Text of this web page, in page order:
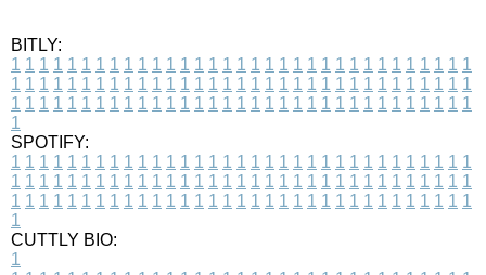
BITLY:
1 1 1 1 1 1 1 1 1 1 1 1 1 1 1 1 1 1 1 1 1 1 1 1 1 1 1 1 1 1 1 1 1
1 1 1 1 1 1 1 1 1 1 1 1 1 1 1 1 1 1 1 1 1 1 1 1 1 1 1 1 1 1 1 1 1
1 1 1 1 1 1 1 1 1 1 1 1 1 1 1 1 1 1 1 1 1 1 1 1 1 1 1 1 1 1 1 1 1
1
SPOTIFY:
1 1 1 1 1 1 1 1 1 1 1 1 1 1 1 1 1 1 1 1 1 1 1 1 1 1 1 1 1 1 1 1 1
1 1 1 1 1 1 1 1 1 1 1 1 1 1 1 1 1 1 1 1 1 1 1 1 1 1 1 1 1 1 1 1 1
1 1 1 1 1 1 1 1 1 1 1 1 1 1 1 1 1 1 1 1 1 1 1 1 1 1 1 1 1 1 1 1 1
1
CUTTLY BIO:
1